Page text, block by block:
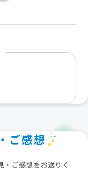
ご感想
ご感想をお送りく